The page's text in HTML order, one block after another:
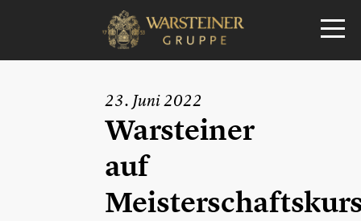
23. Juni 2022
Warsteiner
auf